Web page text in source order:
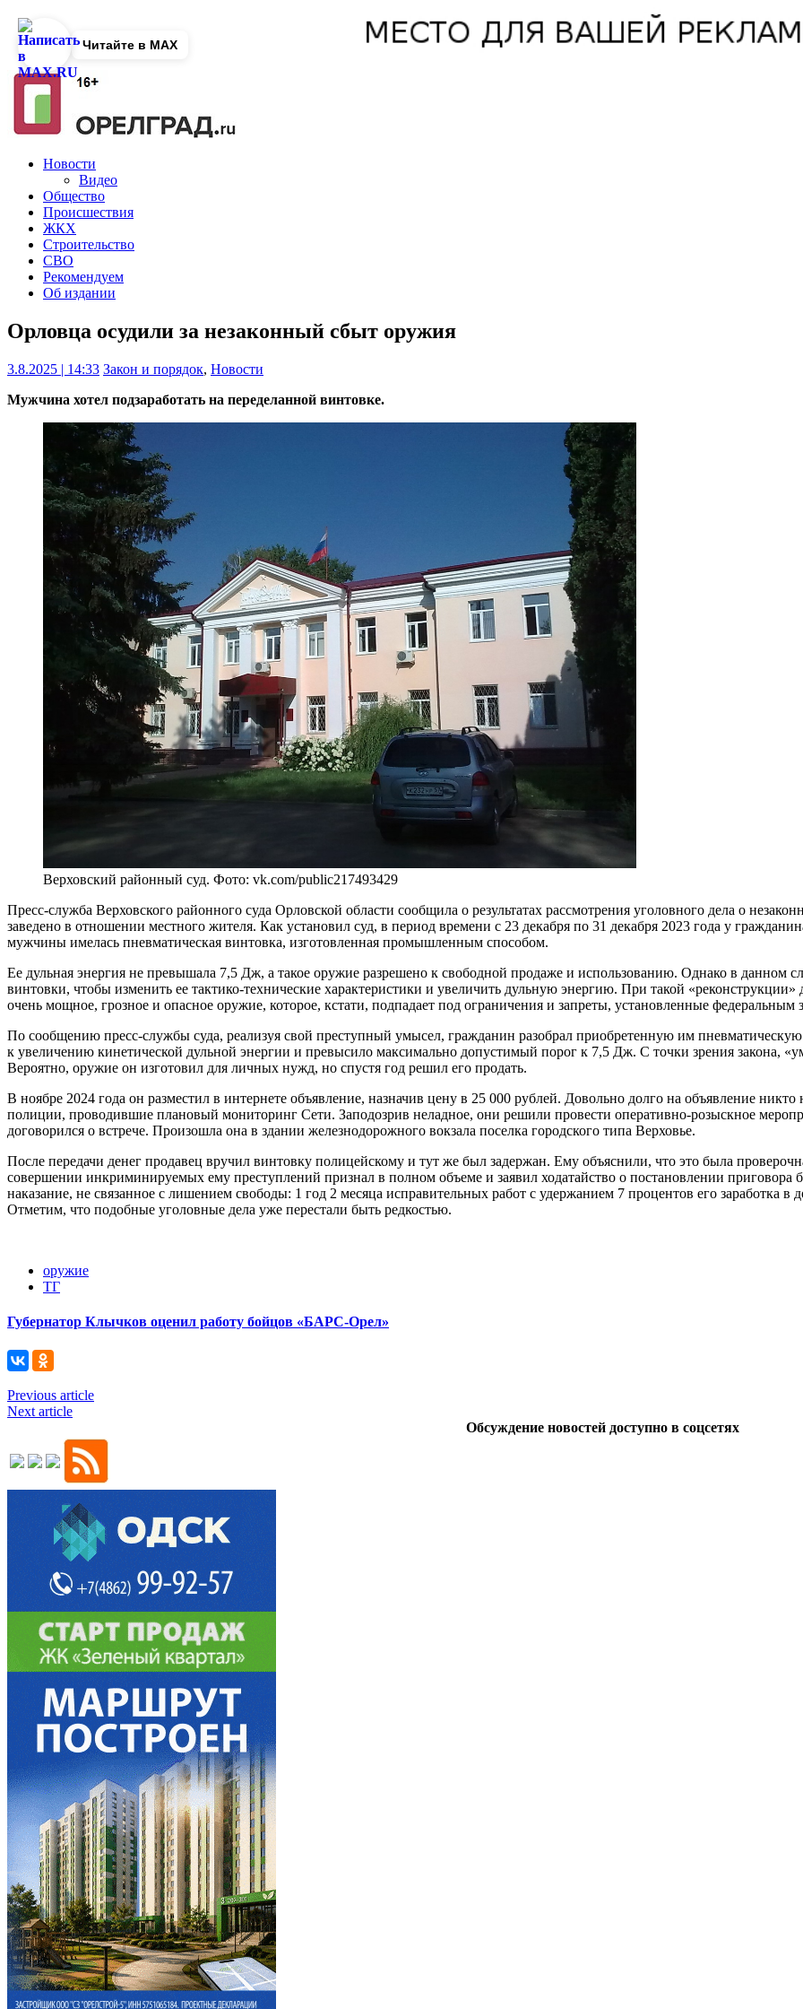
Новости
Видео
Общество
Происшествия
ЖКХ
Строительство
СВО
Рекомендуем
Об издании
Орловца осудили за незаконный сбыт оружия
3.8.2025 | 14:33 Закон и порядок, Новости
Мужчина хотел подзаработать на переделанной винтовке.
Верховский районный суд. Фото: vk.com/public217493429
Пресс-служба Верховского районного суда Орловской области сообщила о результатах рассмотрения уголовного дела о
заведено в отношении местного жителя. Как установил суд, в период времени с 23 декабря по 31 декабря 2023 года у
мужчины имелась пневматическая винтовка, изготовленная промышленным способом.
Ее дульная энергия не превышала 7,5 Дж, а такое оружие разрешено к свободной продаже и использованию. Однако в данном
винтовки, чтобы изменить ее тактико-технические характеристики и увеличить дульную энергию. При такой «реконструкции»
очень мощное, грозное и опасное оружие, которое, кстати, подпадает под ограничения и запреты, установленные федеральным
По сообщению пресс-службы суда, реализуя свой преступный умысел, гражданин разобрал приобретенную им
к увеличению кинетической дульной энергии и превысило максимально допустимый порог к 7,5 Дж. С точки зрения закона,
Вероятно, оружие он изготовил для личных нужд, но спустя год решил его продать.
В ноябре 2024 года он разместил в интернете объявление, назначив цену в 25 000 рублей. Довольно долго на объявление
полиции, проводившие плановый мониторинг Сети. Заподозрив неладное, они решили провести оперативно-розыскное
договорился о встрече. Произошла она в здании железнодорожного вокзала поселка городского типа Верховье.
После передачи денег продавец вручил винтовку полицейскому и тут же был задержан. Ему объяснили, что это была
совершении инкриминируемых ему преступлений признал в полном объеме и заявил ходатайство о постановлении приговора
наказание, не связанное с лишением свободы: 1 год 2 месяца исправительных работ с удержанием 7 процентов его заработка в
Отметим, что подобные уголовные дела уже перестали быть редкостью.
оружие
ТГ
Губернатор Клычков оценил работу бойцов «БАРС-Орел»
Previous article
Next article
Обсуждение новостей доступно в соцсетях
Читайте в MAX